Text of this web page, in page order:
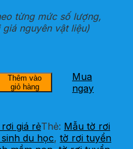
từng mức số lượng,
nguyên vật liệu)
Thêm vào
giỏ hàng
Mua
ngay
giá rẻThẻ: Mẫu tờ rơi
du học, tờ rơi tuyển